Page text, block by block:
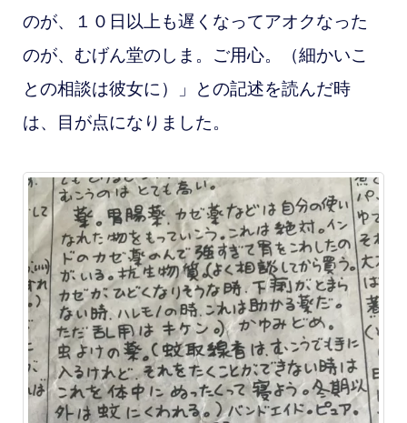
のが、１０日以上も遅くなってアオクなった
のが、むげん堂のしま。ご用心。（細かいこ
との相談は彼女に）」との記述を読んだ時
は、目が点になりました。